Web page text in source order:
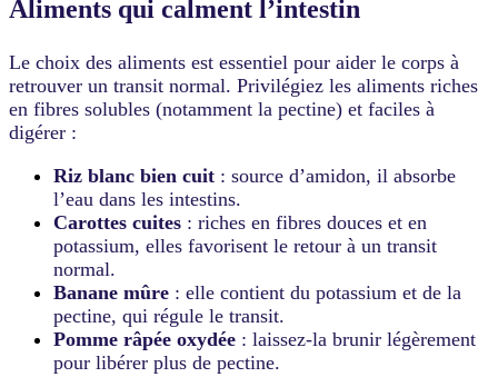
Aliments qui calment l’intestin
Le choix des aliments est essentiel pour aider le corps à
retrouver un transit normal. Privilégiez les aliments riches
en fibres solubles (notamment la pectine) et faciles à
digérer :
Riz blanc bien cuit : source d’amidon, il absorbe
l’eau dans les intestins.
Carottes cuites : riches en fibres douces et en
potassium, elles favorisent le retour à un transit
normal.
Banane mûre : elle contient du potassium et de la
pectine, qui régule le transit.
Pomme râpée oxydée : laissez-la brunir légèrement
pour libérer plus de pectine.